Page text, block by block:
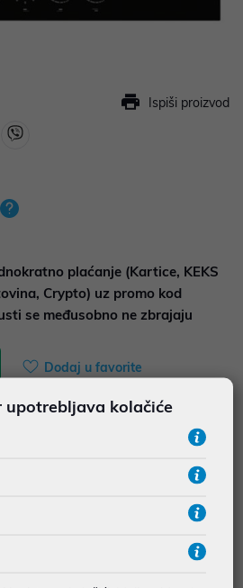
Ispiši proizvod
plaćanje (Kartice, KEKS
Crypto) uz promo kod
se međusobno ne zbrajaju
Dodaj u favorite
do 36 mj. već od
kolačiće